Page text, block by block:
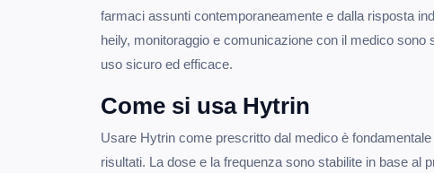
farmaci assunti contemporaneamente e dalla risposta
heily, monitoraggio e comunicazione con il medico sono
uso sicuro ed efficace.
Come si usa Hytrin
Usare Hytrin come prescritto dal medico è
risultati. La dose e la frequenza sono stabilite in base al